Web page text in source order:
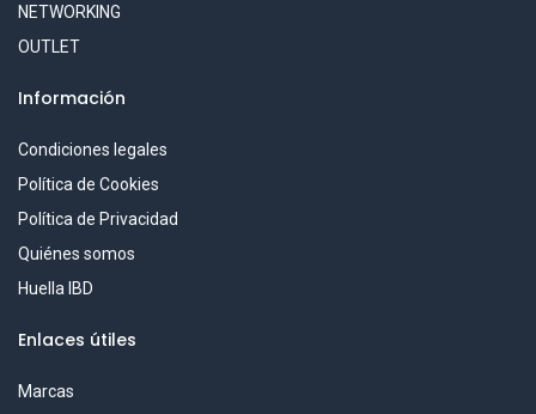
NETWORKING
OUTLET
Información
Condiciones legales
Política de Cookies
Política de Privacidad
Quiénes somos
Huella IBD
Enlaces útiles
Marcas